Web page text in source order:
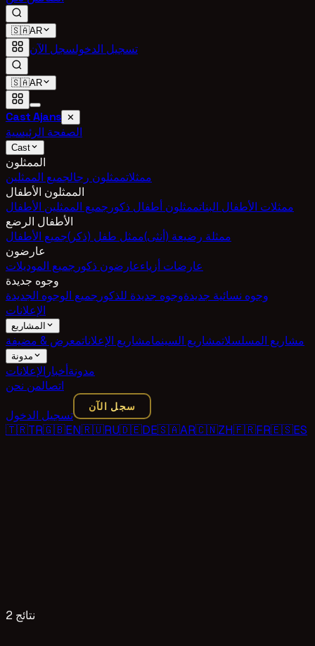
🇸🇦AR
تسجيل الدخولسجل الآن
🇸🇦AR
Cast Ajans ✕
الصفحة الرئيسية
Cast
الممثلون
ممثلاتممثلون رجالجميع الممثلين
الممثلون الأطفال
ممثلات الأطفال البناتممثلون أطفال ذكور جميع الممثلين الأطفال
الأطفال الرضع
ممثلة رضيعة (أنثى)ممثل طفل (ذكر)جميع الأطفال
عارضون
عارضات أزياءعارضون ذكور جميع الموديلات
وجوه جديدة
وجوه نسائية جديدةوجوه جديدة للذكور جميع الوجوه الجديدة
الإعلانات
المشاريع
مشاريع المسلسلاتمشاريع السينمامشاريع الإعلاناتمعرض & مضيفة
مدونة
مدونةأخبار الإعلانات
اتصالمن نحن
تسجيل الدخول
سجل الآن
🇹🇷TR🇬🇧EN🇷🇺RU🇩🇪DE🇸🇦AR🇨🇳ZH🇫🇷FR🇪🇸ES
2 نتائج